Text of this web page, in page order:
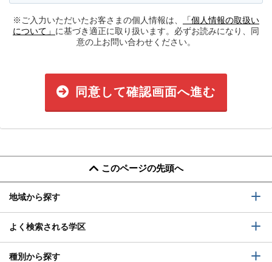
※ご入力いただいたお客さまの個人情報は、
「個人情報の取扱い
について」 に基づき適正に取り扱います。必ずお読みになり、同
意の上お問い合わせください。
同意して確認画面へ進む
このページの先頭へ
地域から探す
よく検索される学区
種別から探す